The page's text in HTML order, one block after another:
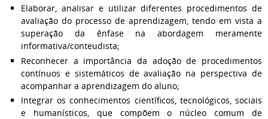
Elaborar, analisar e utilizar diferentes procedimentos de
avaliação do processo de aprendizagem, tendo em vista a
superação da ênfase na abordagem meramente
informativa/conteudista;
Reconhecer a importância da adoção de procedimentos
contínuos e sistemáticos de avaliação na perspectiva de
acompanhar a aprendizagem do aluno;
Integrar os conhecimentos científicos, tecnológicos, sociais
e humanísticos, que compõem o núcleo comum de